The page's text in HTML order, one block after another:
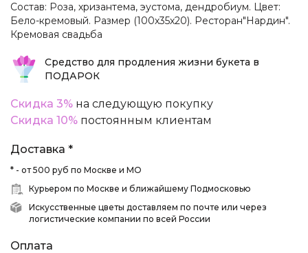
Состав: Роза, хризантема, эустома, дендробиум. Цвет:
Бело-кремовый. Размер (100х35х20). Ресторан"Нардин".
Кремовая свадьба
Средство для продления жизни букета в
ПОДАРОК
Скидка 3% на следующую покупку
Скидка 10% постоянным клиентам
Доставка *
* - от 500 руб по Москве и МО
Курьером по Москве и ближайшему Подмосковью
Искусственные цветы доставляем по почте или через
логистические компании по всей России
Оплата